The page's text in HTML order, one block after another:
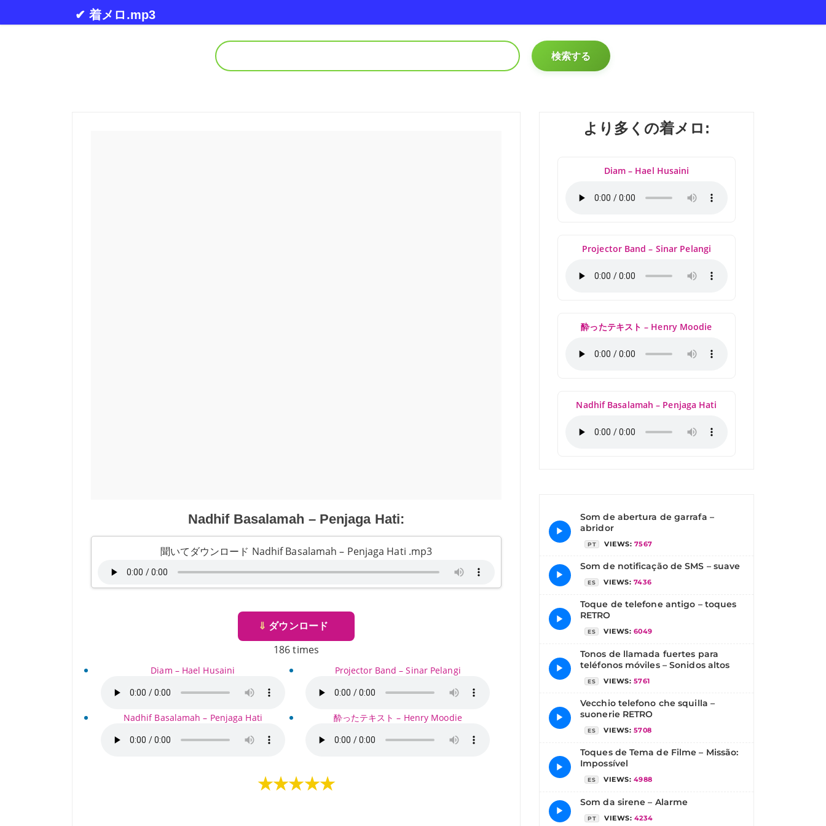
✔ 着メロ.mp3
検索する
Nadhif Basalamah – Penjaga Hati:
聞いてダウンロード Nadhif Basalamah – Penjaga Hati .mp3
⇓ ダウンロード
186 times
Diam – Hael Husaini
Nadhif Basalamah – Penjaga Hati
Projector Band – Sinar Pelangi
酔ったテキスト – Henry Moodie
★★★★★
より多くの着メロ:
Diam – Hael Husaini
Projector Band – Sinar Pelangi
酔ったテキスト – Henry Moodie
Nadhif Basalamah – Penjaga Hati
▶
Som de abertura de garrafa –
abridor
PT VIEWS: 7567
▶
Som de notificação de SMS – suave
ES VIEWS: 7436
▶
Toque de telefone antigo – toques
RETRO
ES VIEWS: 6049
▶
Tonos de llamada fuertes para
teléfonos móviles – Sonidos altos
ES VIEWS: 5761
▶
Vecchio telefono che squilla –
suonerie RETRO
ES VIEWS: 5708
▶
Toques de Tema de Filme – Missão:
Impossível
ES VIEWS: 4988
▶
Som da sirene – Alarme
PT VIEWS: 4234